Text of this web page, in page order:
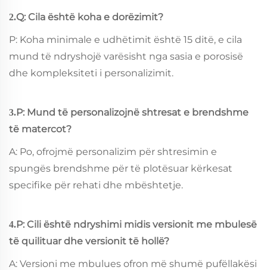
2.Q: Cila është koha e dorëzimit?
P: Koha minimale e udhëtimit është 15 ditë, e cila
mund të ndryshojë varësisht nga sasia e porosisë
dhe kompleksiteti i personalizimit.
3.P: Mund të personalizojnë shtresat e brendshme
të matercot?
A: Po, ofrojmë personalizim për shtresimin e
spungës brendshme për të plotësuar kërkesat
specifike për rehati dhe mbështetje.
4.P: Cili është ndryshimi midis versionit me mbulesë
të quilituar dhe versionit të hollë?
A: Versioni me mbulues ofron më shumë pufëllakësi